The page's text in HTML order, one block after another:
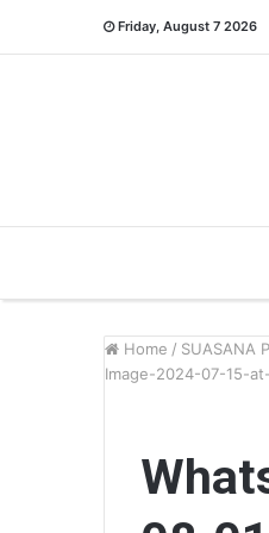
Friday, August 7 2026
Home / SUASANA
Image-2024-07-15-